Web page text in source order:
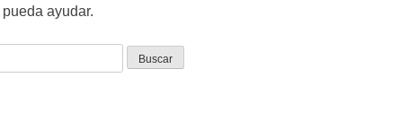
ayudar.